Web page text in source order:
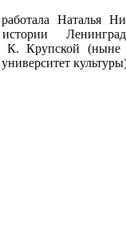
Наталья
Крупской (ныне